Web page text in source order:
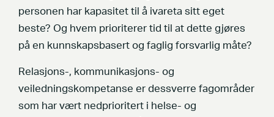
personen har kapasitet til å ivareta sitt eget
beste? Og hvem prioriterer tid til at dette gjøres
på en kunnskapsbasert og faglig forsvarlig måte?
Relasjons-, kommunikasjons- og
veiledningskompetanse er dessverre fagområder
som har vært nedprioritert i helse- og